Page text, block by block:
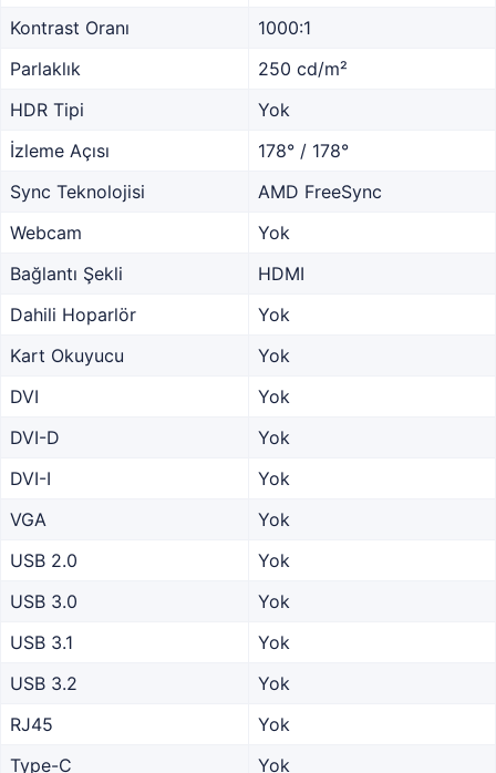
Kontrast Oranı
1000:1
Parlaklık
250 cd/m²
HDR Tipi
Yok
İzleme Açısı
178° / 178°
Sync Teknolojisi
AMD FreeSync
Webcam
Yok
Bağlantı Şekli
HDMI
Dahili Hoparlör
Yok
Kart Okuyucu
Yok
DVI
Yok
DVI-D
Yok
DVI-I
Yok
VGA
Yok
USB 2.0
Yok
USB 3.0
Yok
USB 3.1
Yok
USB 3.2
Yok
RJ45
Yok
Type-C
Yok